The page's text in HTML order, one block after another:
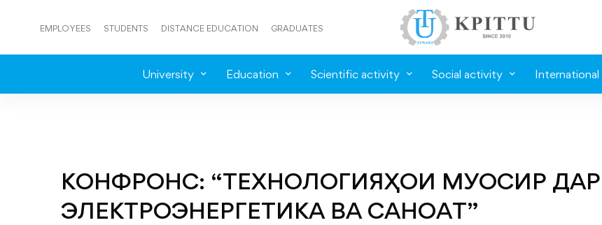
EMPLOYEES STUDENTS DISTANCE EDUCATION GRADUATES
University Education Scientific activity Social activity International
КОНФРОНС: “ТЕХНОЛОГИЯҲОИ МУОСИР ДАР
ЭЛЕКТРОЭНЕРГЕТИКА ВА САНОАТ”